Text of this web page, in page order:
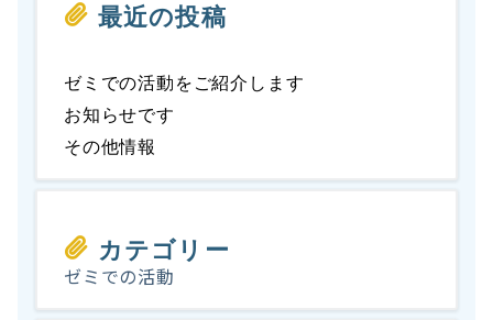
最近の投稿
ゼミでの活動をご紹介します
お知らせです
その他情報
カテゴリー
ゼミでの活動